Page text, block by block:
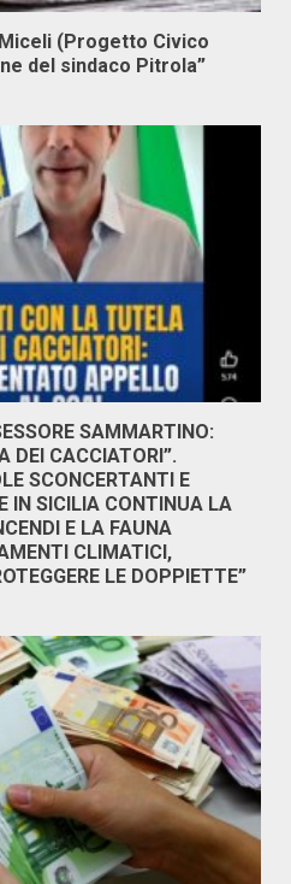
(Progetto Civico
del sindaco Pitrola”
SAMMARTINO:
DEI CACCIATORI”.
SCONCERTANTI E
IN SICILIA CONTINUA LA
E LA FAUNA
CLIMATICI,
LE DOPPIETTE”